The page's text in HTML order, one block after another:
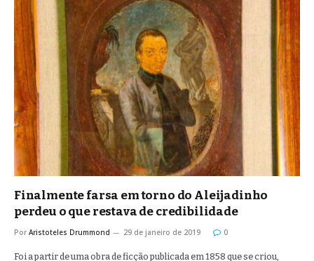
Finalmente farsa em torno do Aleijadinho
perdeu o que restava de credibilidade
Por Aristoteles Drummond 29 de janeiro de 2019 0
Foi a partir de uma obra de ficção publicada em 1858 que se criou,